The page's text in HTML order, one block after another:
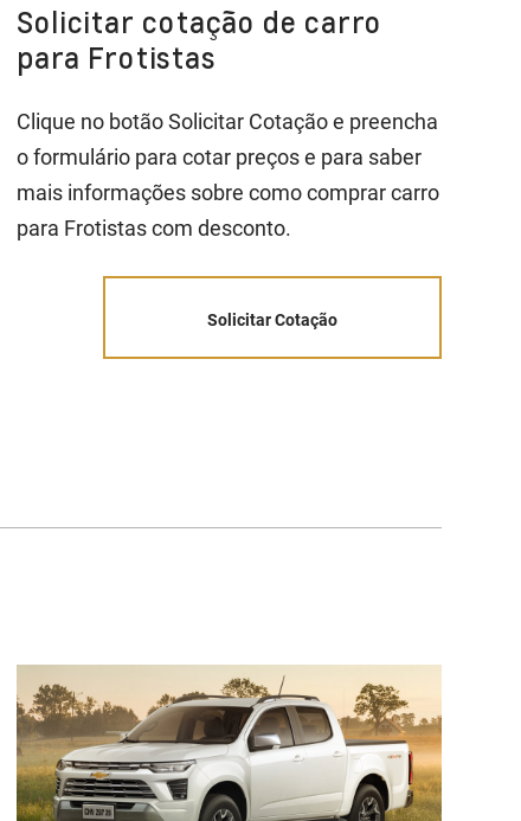
Solicitar cotação de carro
para Frotistas
Clique no botão Solicitar Cotação e preencha
o formulário para cotar preços e para saber
mais informações sobre como comprar carro
para Frotistas com desconto.
Solicitar Cotação